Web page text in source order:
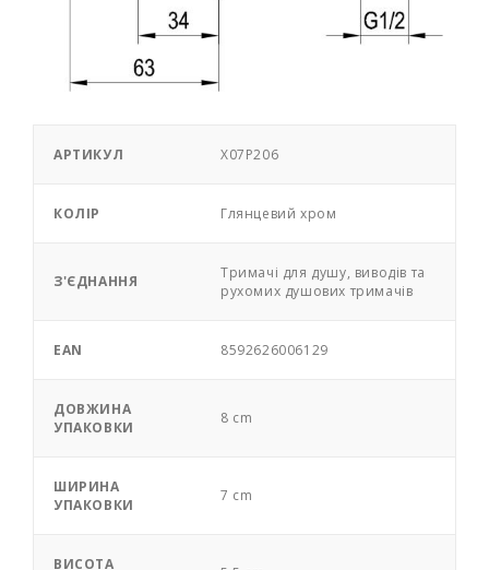
АРТИКУЛ X07P206
КОЛІР Глянцевий хром
З'ЄДНАННЯ
Тримачі для душу, виводів та
рухомих душових тримачів
EAN 8592626006129
ДОВЖИНА
УПАКОВКИ
8 cm
ШИРИНА
УПАКОВКИ
7 cm
ВИСОТА